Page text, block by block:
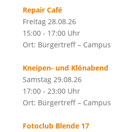
Repair Café
Freitag 28.08.26
15:00 - 17:00 Uhr
Ort: Bürgertreff – Campus
Kneipen- und Klönabend
Samstag 29.08.26
17:00 - 23:00 Uhr
Ort: Bürgertreff – Campus
Fotoclub Blende 17